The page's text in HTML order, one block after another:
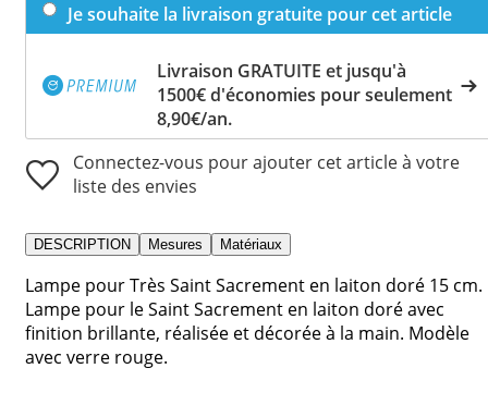
Je souhaite la livraison gratuite pour cet article
Livraison GRATUITE et jusqu'à
1500€ d'économies pour seulement
8,90€/an.
Connectez-vous pour ajouter cet article à votre
liste des envies
DESCRIPTION Mesures Matériaux
Lampe pour Très Saint Sacrement en laiton doré 15 cm.
Lampe pour le Saint Sacrement en laiton doré avec
finition brillante, réalisée et décorée à la main. Modèle
avec verre rouge.